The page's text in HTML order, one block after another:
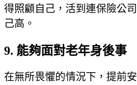
得照顧自己，活到連保險公
己高。
9. 能夠面對老年身後事
在無所畏懼的情況下，提前